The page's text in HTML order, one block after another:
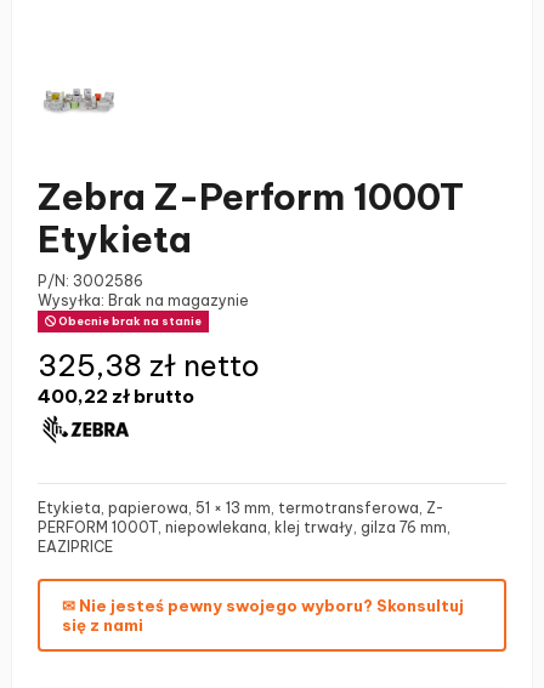
Zebra Z-Perform 1000T
Etykieta
P/N: 3002586
Wysyłka: Brak na magazynie
Obecnie brak na stanie
400,22 zł brutto
325,38 zł netto
Etykieta, papierowa, 51 × 13 mm, termotransferowa, Z-
PERFORM 1000T, niepowlekana, klej trwały, gilza 76 mm,
EAZIPRICE
✉ Nie jesteś pewny swojego wyboru? Skonsultuj
się z nami